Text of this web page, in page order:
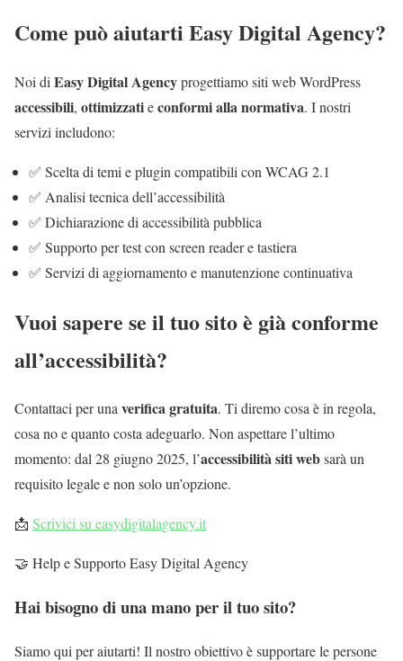
Come può aiutarti Easy Digital Agency?
Noi di Easy Digital Agencyprogettiamo siti web WordPress
accessibili, ottimizzatieconformi alla normativa. I nostri
servizi includono:
✅ Scelta di temi e plugin compatibili con WCAG 2.1
✅ Analisi tecnica dell’accessibilità
✅ Dichiarazione di accessibilità pubblica
✅ Supporto per test con screen reader e tastiera
✅ Servizi di aggiornamento e manutenzione continuativa
Vuoi sapere se il tuo sito è già conforme
all’accessibilità?
Contattaci per unaverifica gratuita. Ti diremo cosa è in regola,
cosa no e quanto costa adeguarlo. Non aspettare l’ultimo
momento: dal 28 giugno 2025, l’accessibilità siti websarà un
requisito legale e non solo un’opzione.
📩 Scrivici su easydigitalagency.it
🤝 Help e Supporto Easy Digital Agency
Hai bisogno di una mano per il tuo sito?
Siamo qui per aiutarti! Il nostro obiettivo è supportare le persone